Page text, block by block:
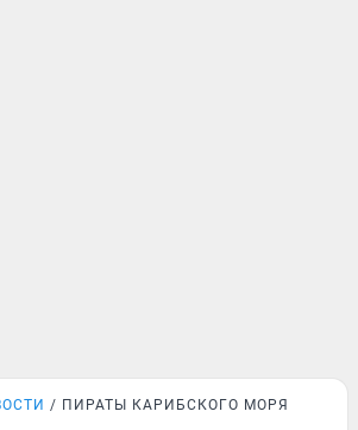
ПИРАТЫ КАРИБСКОГО МОРЯ